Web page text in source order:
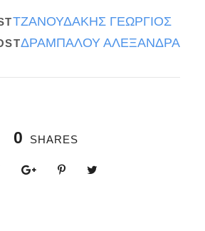
ΤΖΑΝΟΥΔΑΚΗΣ ΓΕΩΡΓΙΟΣ
ΔΡΑΜΠΑΛΟΥ ΑΛΕΞΑΝΔΡΑ
0 SHARES